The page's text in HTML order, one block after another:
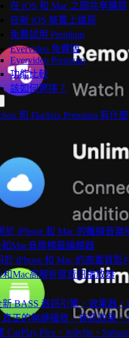
在 iOS 和 Mac 之間共享購買
在新 iOS 裝置上還原
免費試用 Premium
Evervideo 免費版
Evervideo Premium
功能比較
該如何選擇？
和 Flacbox Premium 有什
於 iPhone 和 Mac 的離線音樂
和Mac音樂標籤編輯器
於 iPhone 和 Mac 的高畫質影
和Mac高解析度音訊播放器
新 BASS 音訊引擎、效果器
真正的無縫播放、音訊效果
CarPlay,Plex、Jellyfin、